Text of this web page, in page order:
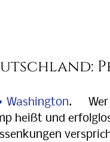
Washington. Wer
heißt und